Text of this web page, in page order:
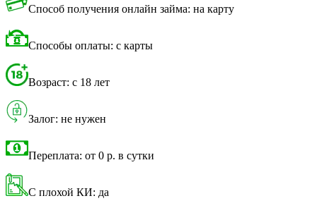
Способ получения онлайн займа: на карту
Способы оплаты: с карты
Возраст: с 18 лет
Залог: не нужен
Переплата: от 0 р. в сутки
С плохой КИ: да